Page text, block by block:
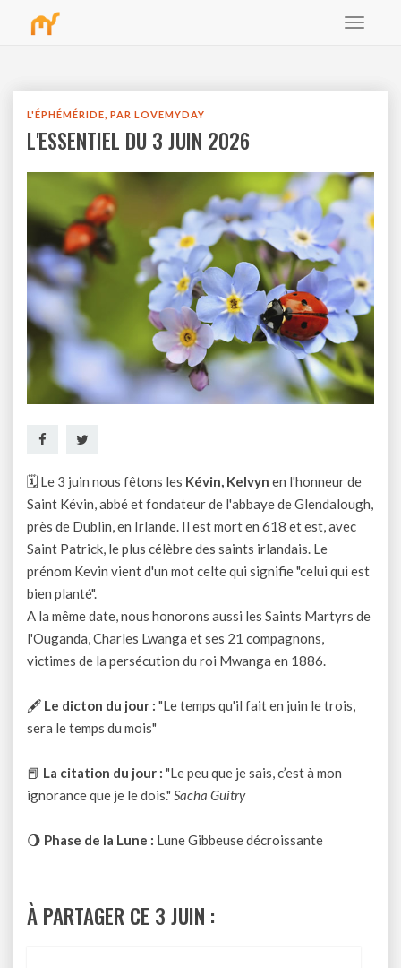
Toggle
L'ÉPHÉMÉRIDE, PAR LOVEMYDAY
L'ESSENTIEL DU 3 JUIN 2026
🗓 Le 3 juin nous fêtons les Kévin, Kelvyn en l'honneur de
Saint Kévin, abbé et fondateur de l'abbaye de Glendalough,
près de Dublin, en Irlande. Il est mort en 618 et est, avec
Saint Patrick, le plus célèbre des saints irlandais. Le
prénom Kevin vient d'un mot celte qui signifie "celui qui est
bien planté".
A la même date, nous honorons aussi les Saints Martyrs de
l'Ouganda, Charles Lwanga et ses 21 compagnons,
victimes de la persécution du roi Mwanga en 1886.
🖋 Le dicton du jour : "Le temps qu'il fait en juin le trois,
sera le temps du mois"
📕 La citation du jour : "Le peu que je sais, c’est à mon
ignorance que je le dois." Sacha Guitry
🌖 Phase de la Lune : Lune Gibbeuse décroissante
À PARTAGER CE 3 JUIN :